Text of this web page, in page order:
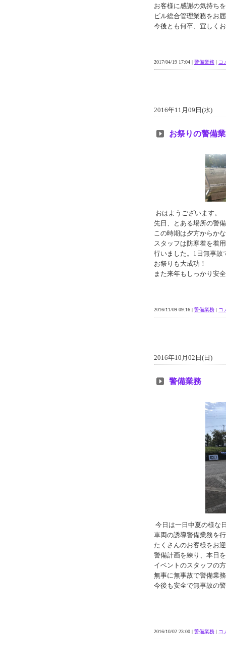
お客様に感謝の気持ち
ビル総合管理業務をお
今後とも何卒、宜しく
2017/04/19 17:04 | 警備業務 | コ
2016年11月09日(水)
お祭りの警備
おはようございます。
先日、とある場所の警
この時期は夕方からか
スタッフは防寒着を着
行いました。1日無事故
お祭りも大成功！
また来年もしっかり安
2016/11/09 09:16 | 警備業務 | コ
2016年10月02日(日)
警備業務
今日は一日中夏の様な
車両の誘導警備業務を
たくさんのお客様をお
警備計画を練り、本日
イベントのスタッフの
無事に無事故で警備業
今後も安全で無事故の
2016/10/02 23:00 | 警備業務 コ